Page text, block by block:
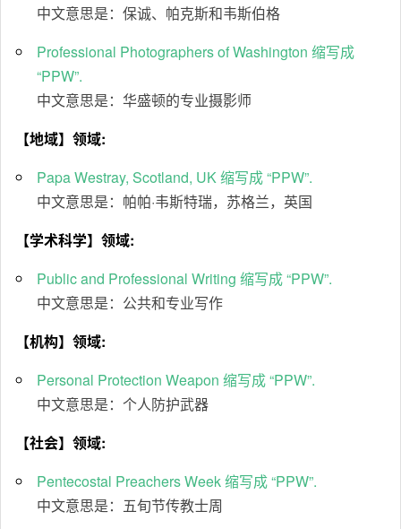
中文意思是：保诚、帕克斯和韦斯伯格
Professional Photographers of Washington 缩写成
“PPW”.
中文意思是：华盛顿的专业摄影师
【地域】领域:
Papa Westray, Scotland, UK 缩写成 “PPW”.
中文意思是：帕帕·韦斯特瑞，苏格兰，英国
【学术科学】领域:
Public and Professional Writing 缩写成 “PPW”.
中文意思是：公共和专业写作
【机构】领域:
Personal Protection Weapon 缩写成 “PPW”.
中文意思是：个人防护武器
【社会】领域:
Pentecostal Preachers Week 缩写成 “PPW”.
中文意思是：五旬节传教士周